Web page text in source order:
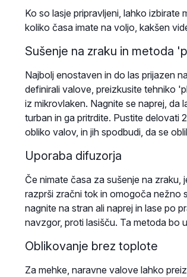
Ko so lasje pripravljeni, lahko izbirate
koliko časa imate na voljo, kakšen
Sušenje na zraku in metoda
Najbolj enostaven in do las prijazen
definirali valove, preizkusite tehniko
iz mikrovlaken. Nagnite se naprej, da
turban in ga pritrdite. Pustite delovati
obliko valov, in jih spodbudi, da se
Uporaba difuzorja
Če nimate časa za sušenje na zraku,
razprši zračni tok in omogoča nežno
nagnite na stran ali naprej in lase po
navzgor, proti lasišču. Ta metoda bo
Oblikovanje brez toplote
Za mehke, naravne valove lahko